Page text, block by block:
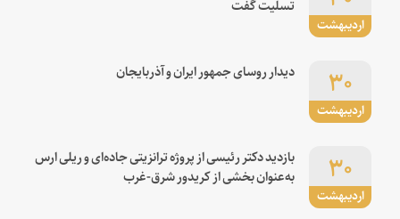
اردیبهشت
اردیبهشت
۳۰ دیدار روسای جمهور ایران و آذربایجان
اردیبهشت
۳۰
بازدید دکتر رئیسی از پروژه ترانزیتی جاده‌ای و ریلی ارس
به‌عنوان بخشی از کریدور شرق-غرب